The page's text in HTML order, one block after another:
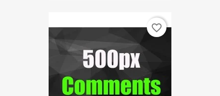
favorite_border